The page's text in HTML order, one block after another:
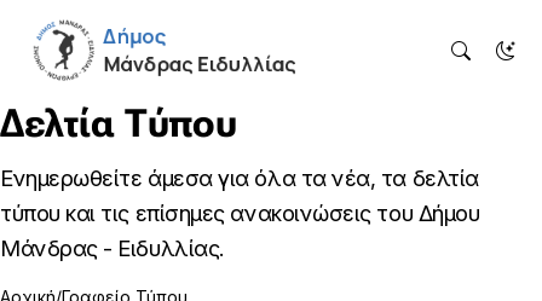
Δελτία Τύπου
Ενημερωθείτε άμεσα για όλα τα νέα, τα δελτία
τύπου και τις επίσημες ανακοινώσεις του Δήμου
Μάνδρας - Ειδυλλίας.
Αρχική Γραφείο Τύπου